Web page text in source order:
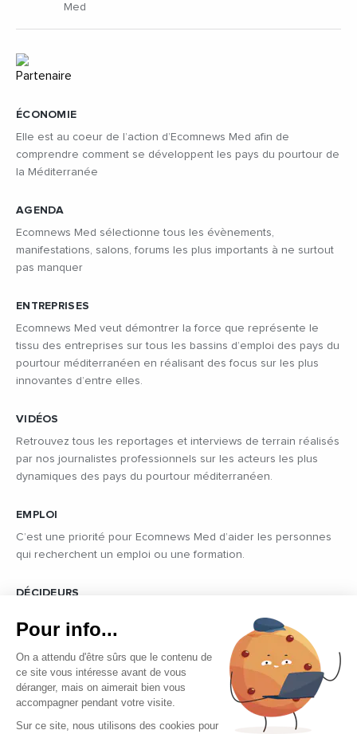
ÉCONOMIE
Elle est au coeur de l’action d’Ecomnews Med afin de
comprendre comment se développent les pays du pourtour de
la Méditerranée
AGENDA
Ecomnews Med sélectionne tous les évènements,
manifestations, salons, forums les plus importants à ne surtout
pas manquer
ENTREPRISES
Ecomnews Med veut démontrer la force que représente le
tissu des entreprises sur tous les bassins d’emploi des pays du
pourtour méditerranéen en réalisant des focus sur les plus
innovantes d’entre elles.
VIDÉOS
Retrouvez tous les reportages et interviews de terrain réalisés
par nos journalistes professionnels sur les acteurs les plus
dynamiques des pays du pourtour méditerranéen.
EMPLOI
C’est une priorité pour Ecomnews Med d’aider les personnes
qui recherchent un emploi ou une formation.
DÉCIDEURS
politique des pays du pourtour de la Méditerranée.
Med
Pour info...
On a attendu d'être sûrs que le contenu de
ce site vous intéresse avant de vous
déranger, mais on aimerait bien vous
accompagner pendant votre visite.
Sur ce site, nous utilisons des cookies pour